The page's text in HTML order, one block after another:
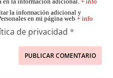
en la información adicional.+ info
la información adicional y
en mi página web+ info
de privacidad *